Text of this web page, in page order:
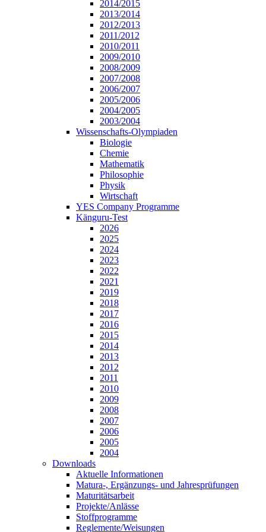
2014/2015
2013/2014
2012/2013
2011/2012
2010/2011
2009/2010
2008/2009
2007/2008
2006/2007
2005/2006
2004/2005
2003/2004
Wissenschafts-Olympiaden
Biologie
Chemie
Mathematik
Philosophie
Physik
Wirtschaft
YES Company Programme
Känguru-Test
2026
2025
2024
2023
2022
2021
2019
2018
2017
2016
2015
2014
2013
2012
2011
2010
2009
2008
2007
2006
2005
2004
Downloads
Aktuelle Informationen
Matura-, Ergänzungs- und Jahresprüfungen
Maturitätsarbeit
Projekte/Anlässe
Stoffprogramme
Reglemente/Weisungen